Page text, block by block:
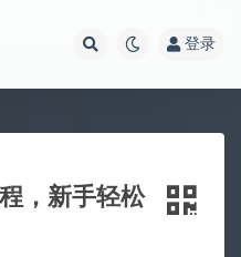
登录
，新手轻松